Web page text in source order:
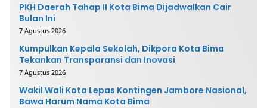
PKH Daerah Tahap II Kota Bima Dijadwalkan Cair
Bulan Ini
7 Agustus 2026
Kumpulkan Kepala Sekolah, Dikpora Kota Bima
Tekankan Transparansi dan Inovasi
7 Agustus 2026
Wakil Wali Kota Lepas Kontingen Jambore Nasional,
Bawa Harum Nama Kota Bima